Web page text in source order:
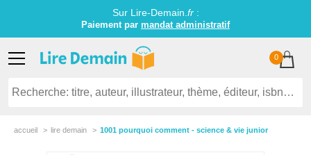
Sur Lire-Demain. fr:
Paiement par mandat administratif
0
accueil lire demain 1001 pourquoi comment - science & vie junior